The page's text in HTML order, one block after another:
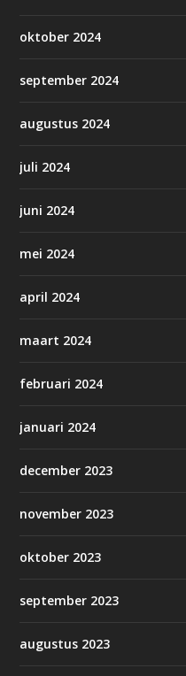
oktober 2024
september 2024
augustus 2024
juli 2024
juni 2024
mei 2024
april 2024
maart 2024
februari 2024
januari 2024
december 2023
november 2023
oktober 2023
september 2023
augustus 2023